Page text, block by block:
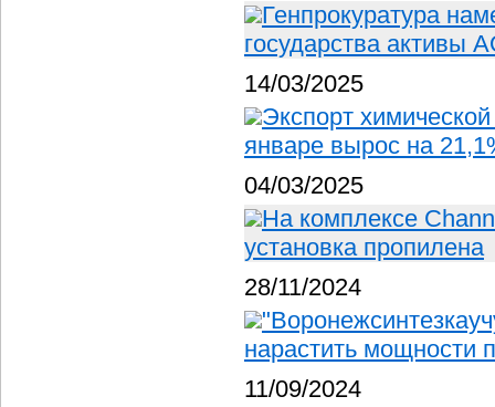
Генпрокуратура
государства активы
14/03/2025
Экспорт
январе вырос на
04/03/2025
На комплексе
установка пропилена
28/11/2024
нарастить мощности
11/09/2024